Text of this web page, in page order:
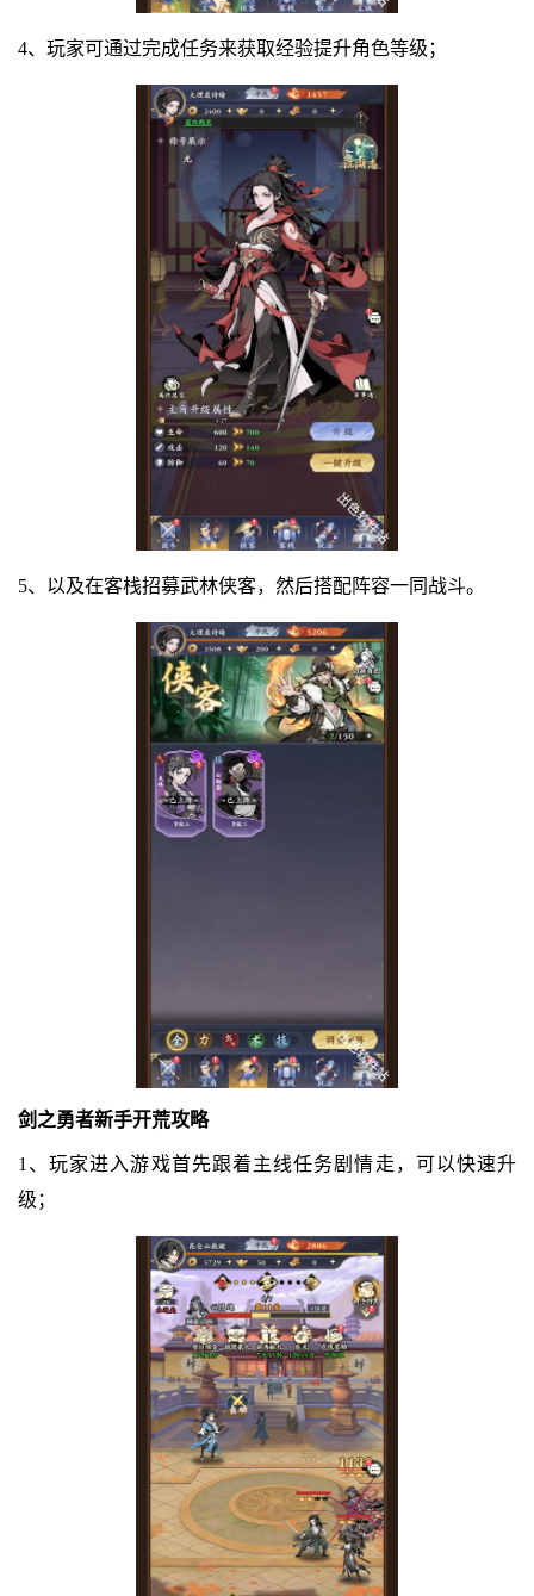
4、玩家可通过完成任务来获取经验提升角色等级；
5、以及在客栈招募武林侠客，然后搭配阵容一同战斗。
剑之勇者新手开荒攻略
1、玩家进入游戏首先跟着主线任务剧情走，可以快速升
级；